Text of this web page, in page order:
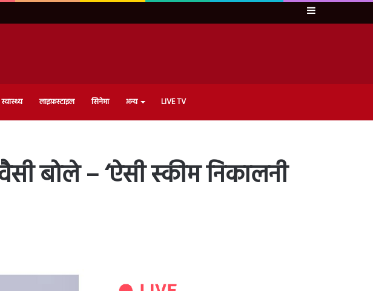
Sidebar
स्वास्थ्य लाइफ़स्टाइल सिनेमा अन्य LIVE TV
बोले – ‘ऐसी स्कीम निकालनी